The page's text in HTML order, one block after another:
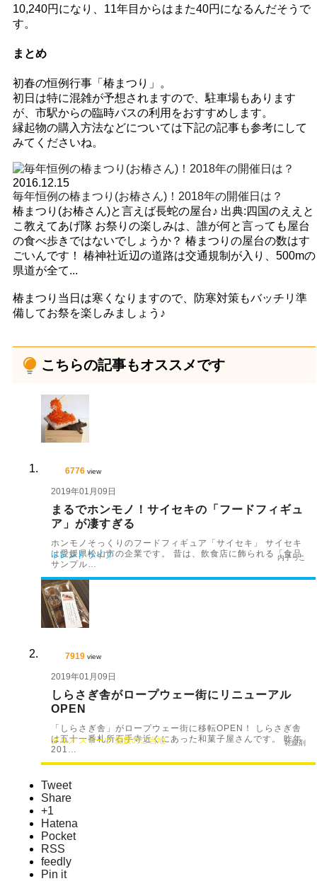
10,240円になり、11年目からはまた40円になるんだそうで
す。
まとめ
初春の恒例行事「椿まつり」。
初日は特に混雑が予想されますので、駐車場もあります
が、市駅からの臨時バスの利用をおすすめします。
縁起物の購入方法などについては下記の記事も参考にして
みてくださいね。
2016.12.15
毎年恒例の椿まつり(お椿さん)！2018年の開催日は？
椿まつり(お椿さん)と言えば長蛇の屋台♪ 出典:四国のええと
こ教えてあげ隊 お祭りの楽しみは、誰が何と言っても屋台
の食べ歩きではないでしょうか？ 椿まつりの屋台の数はす
ごいんです！ 椿神社近辺の道路は交通規制が入り、500mの
県道が全て...
椿まつり当日は寒くなりますので、防寒対策もバッチリ準
備してお祭を楽しみましょう♪
こちらの記事もオススメです
6776 view
2019年01月09日
まるでホンモノ！サイセキの「フードフィギュ
ア」が凄すぎる
ホンモノそっくりのフードフィギュア「サイセキ」 サイセキ
は愛媛県松山市の企業です。 昔は、飲食店に飾られる「食品
サンプル…
トレンド ライフ 内子っこ
7919 view
2019年01月09日
しらさぎ舎がロープウェー街にリニューアル
OPEN
「しらさぎ舎」がロープウェー街に移転OPEN！ しらさぎ舎
は五十一番札所石手寺近くにあった和菓子屋さんです。 昨年
201…
グルメ スイーツ 愛媛のご当地 乾燥剤
Tweet
Share
+1
Hatena
Pocket
RSS
feedly
Pin it